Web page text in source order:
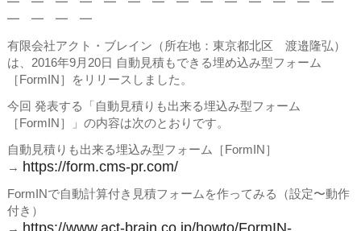
━ ━ ━ ━ ━ ━ ━ ━ ━ ━ ━ ━ ━ ━
━ ━ ━ ━
有限会社アクト・ブレイン（所在地：東京都北区 渡邉隆弘）
は、2016年9月20日 自動見積もできる埋め込み型フォーム
［FormIN］をリリースしました。
今回 発表する「自動見積りも出来る埋込み型フォーム
［FormIN］」の内容は次のとおりです。
自動見積りも出来る埋込み型フォーム［FormIN］
→ https://form.cms-pr.com/
FormINで自動計算付き見積フォームを作ってみる（設定〜動作
付き）